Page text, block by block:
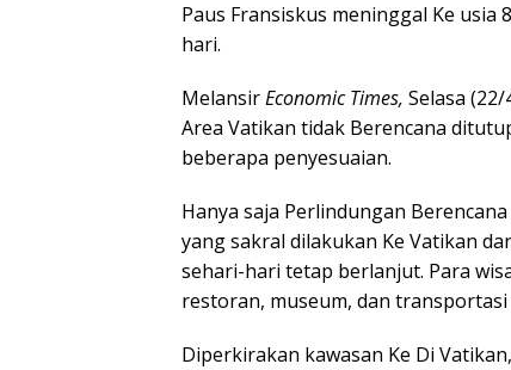
Paus Fransiskus meninggal Ke
hari.
MelansirEconomic Times, Selasa
Area Vatikan tidak Berencana
beberapa penyesuaian.
Hanya saja Perlindungan
yang sakral dilakukan Ke Vatikan
sehari-hari tetap berlanjut. Para
restoran, museum, dan
Diperkirakan kawasan Ke Di